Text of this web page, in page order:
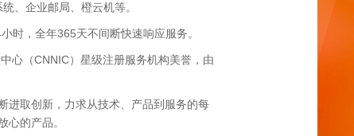
、企业邮局、橙云机等。
时，全年365天不间断快速响应服务。
心（CNNIC）星级注册服务机构美誉，由
进取创新，力求从技术、产品到服务的每
的产品。